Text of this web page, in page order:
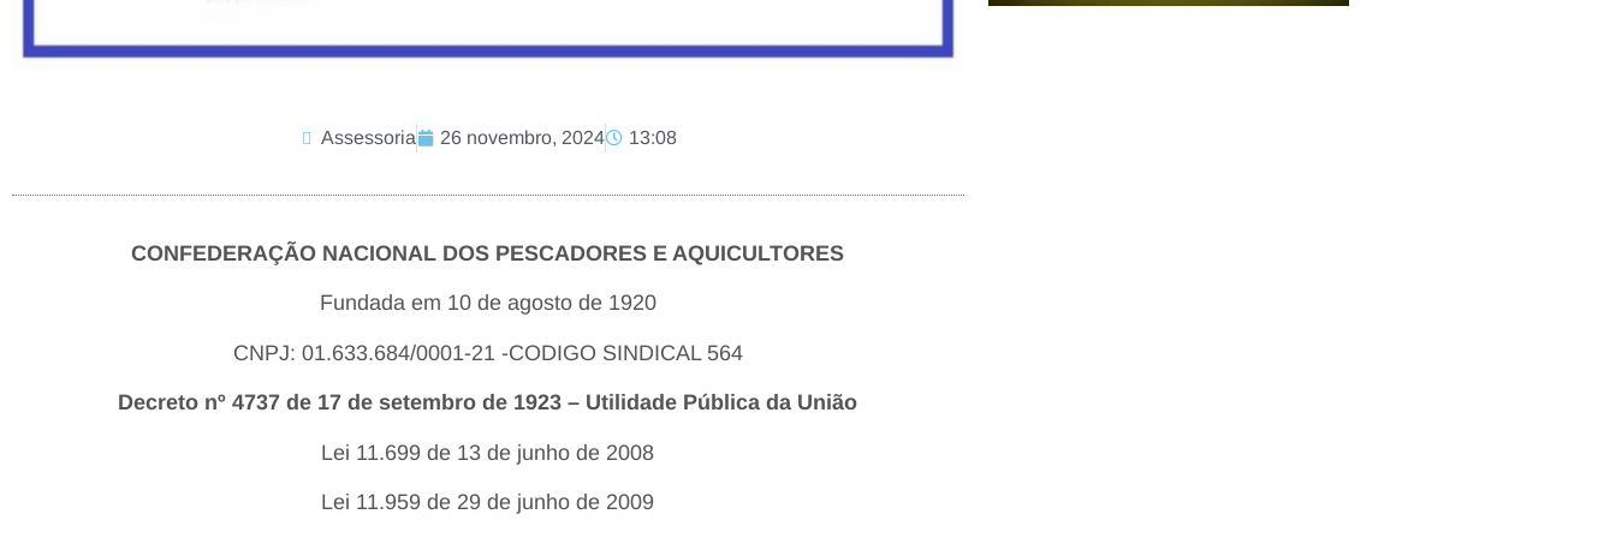
Assessoria 26 novembro, 2024 13:08
CONFEDERAÇÃO NACIONAL DOS PESCADORES E AQUICULTORES
Fundada em 10 de agosto de 1920
CNPJ: 01.633.684/0001-21 -CODIGO SINDICAL 564
Decreto nº 4737 de 17 de setembro de 1923 – Utilidade Pública da União
Lei 11.699 de 13 de junho de 2008
Lei 11.959 de 29 de junho de 2009